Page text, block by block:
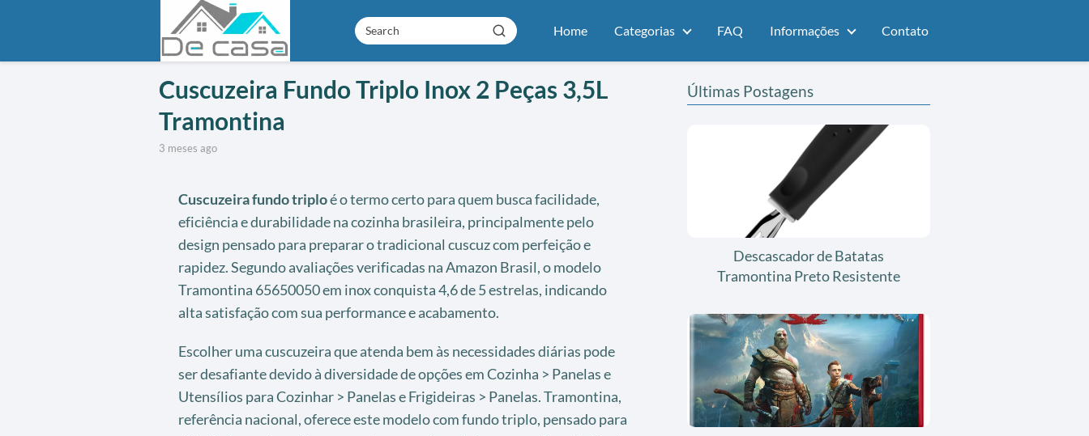
Home Categorias FAQ Informações Contato
Cuscuzeira Fundo Triplo Inox 2 Peças 3,5L
Tramontina
3 meses ago
Cuscuzeira fundo triploé o termo certo para quem busca facilidade,
eficiência e durabilidade na cozinha brasileira, principalmente pelo
design pensado para preparar o tradicional cuscuz com perfeição e
rapidez. Segundo avaliações verificadas na Amazon Brasil, o modelo
Tramontina 65650050 em inox conquista 4,6 de 5 estrelas, indicando
alta satisfação com sua performance e acabamento.
Escolher uma cuscuzeira que atenda bem às necessidades diárias pode
ser desafiante devido à diversidade de opções em Cozinha > Panelas e
Utensílios para Cozinhar > Panelas e Frigideiras > Panelas. Tramontina,
referência nacional, oferece este modelo com fundo triplo, pensado para
Últimas Postagens
Descascador de Batatas
Tramontina Preto Resistente